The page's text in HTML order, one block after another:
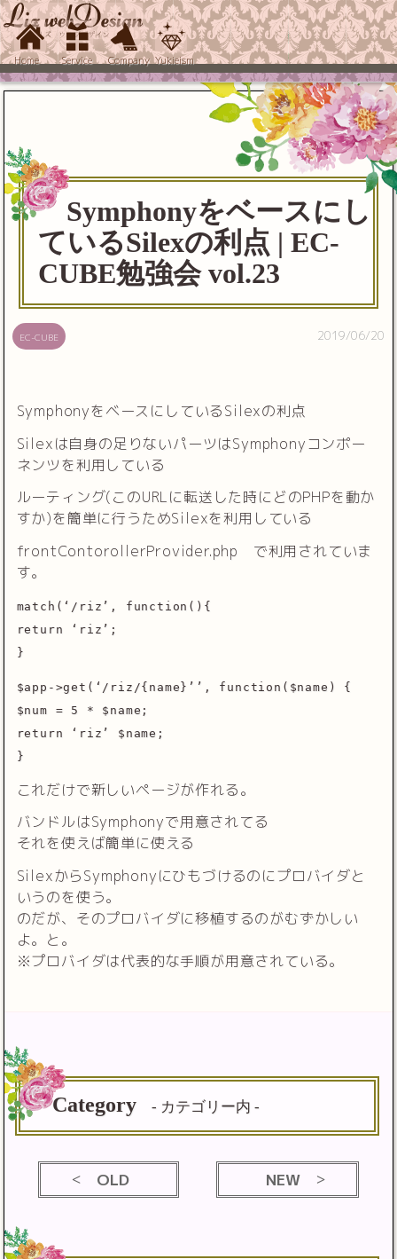
Home Service Company Yukieism
Symphonyをベースにし
ているSilexの利点 | EC-
CUBE勉強会 vol.23
EC-CUBE 2019/06/20
SymphonyをベースにしているSilexの利点
Silexは自身の足りないパーツはSymphonyコンポー
ネンツを利用している
ルーティング(このURLに転送した時にどのPHPを動か
すか)を簡単に行うためSilexを利用している
frontContorollerProvider.php で利用されていま
す。
match(‘/riz’, function(){
return ‘riz’;
}
$app->get(‘/riz/{name}’’, function($name) {
$num = 5 * $name;
return ‘riz’ $name;
}
これだけで新しいページが作れる。
バンドルはSymphonyで用意されてる
それを使えば簡単に使える
SilexからSymphonyにひもづけるのにプロバイダと
いうのを使う。
のだが、そのプロバイダに移植するのがむずかしい
よ。と。
※プロバイダは代表的な手順が用意されている。
Category - カテゴリー内 -
OLD NEW